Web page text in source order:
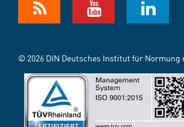
© 2026 DIN Deutsches Institut für Normung